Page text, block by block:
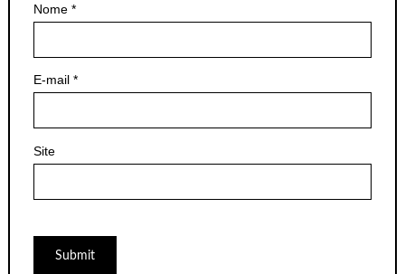
Nome *
E-mail *
Site